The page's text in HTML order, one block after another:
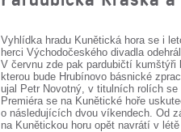
Vyhlídka hradu Kunětická hora se i
herci Východočeského divadla
V červnu zde pak pardubičtí kumštýři
kterou bude Hrubínovo básnické
ujal Petr Novotný, v titulních rolích
Premiéra se na Kunětické hoře
o následujících dvou víkendech. Od
na Kunětickou horu opět navrátí v